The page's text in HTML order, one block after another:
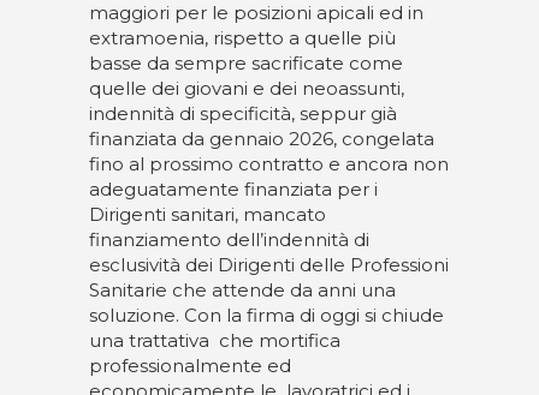
maggiori per le posizioni apicali ed in
extramoenia, rispetto a quelle più
basse da sempre sacrificate come
quelle dei giovani e dei neoassunti,
indennità di specificità, seppur già
finanziata da gennaio 2026, congelata
fino al prossimo contratto e ancora non
adeguatamente finanziata per i
Dirigenti sanitari, mancato
finanziamento dell’indennità di
esclusività dei Dirigenti delle Professioni
Sanitarie che attende da anni una
soluzione. Con la firma di oggi si chiude
una trattativa che mortifica
professionalmente ed